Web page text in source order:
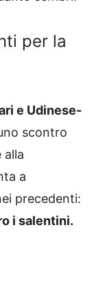
per la
e Udinese-
scontro
alla
a
precedenti:
i salentini.